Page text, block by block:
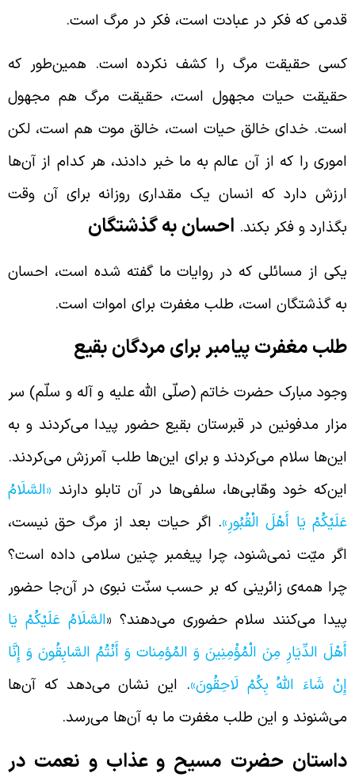
که فکر در عبادت است، فکر در مرگ است.
حقیقت مرگ را کشف نکرده است. همین‌طور که
حیات مجهول است، حقیقت مرگ هم مجهول
خدای خالق حیات است، خالق موت هم است، لکن
را که از آن عالم به ما خبر دادند، هر کدام از آن‌ها
دارد که انسان یک مقداری روزانه برای آن وقت
و فکر بکند.احسان به گذشتگان
از مسائلی که در روایات ما گفته شده است، احسان
گذشتگان است، طلب مغفرت برای اموات است.
مغفرت پیامبر برای مردگان بقیع
مبارک حضرت خاتم (صلّی الله علیه و آله و سلّم) سر
مدفونین در قبرستان بقیع حضور پیدا می‌کردند و به
سلام می‌کردند و برای این‌ها طلب آمرزش می‌کردند.
خود وهّابی‌ها، سلفی‌ها در آن تابلو دارند«السَّلَامُ
يَا أَهْلَ الْقُبُورِ». اگر حیات بعد از مرگ حق نیست،
میّت نمی‌شنود، ‌چرا پیغمبر چنین سلامی داده است؟
همه‌ی زائرینی که بر حسب سنّت نبوی در آن‌جا حضور
می‌کنند سلام حضوری می‌دهند؟ « السَّلَامُ عَلَيْكُمْ يَا
الدِّيَارِ مِنَ الْمُؤْمِنِينَ وَ المُؤمِنات وَ أَنْتُمُ السَّابِقُونَ وَ إِنَّا
شَاءَ اللَّهُ بِكُمْ لَاحِقُونَ». این نشان می‌دهد که آن‌ها
و این طلب مغفرت ما به آن‌ها می‌رسد.
حضرت مسیح و عذاب و نعمت در